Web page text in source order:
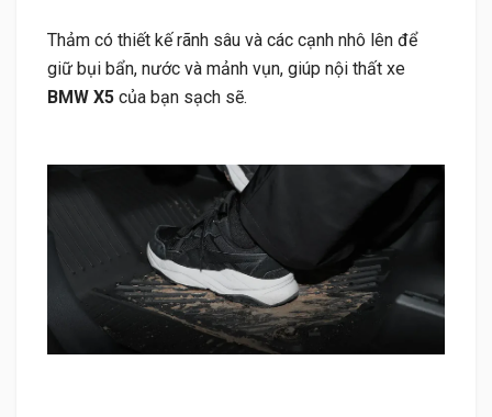
Thảm có thiết kế rãnh sâu và các cạnh nhô lên để
giữ bụi bẩn, nước và mảnh vụn, giúp nội thất xe
BMW X5 của bạn sạch sẽ.